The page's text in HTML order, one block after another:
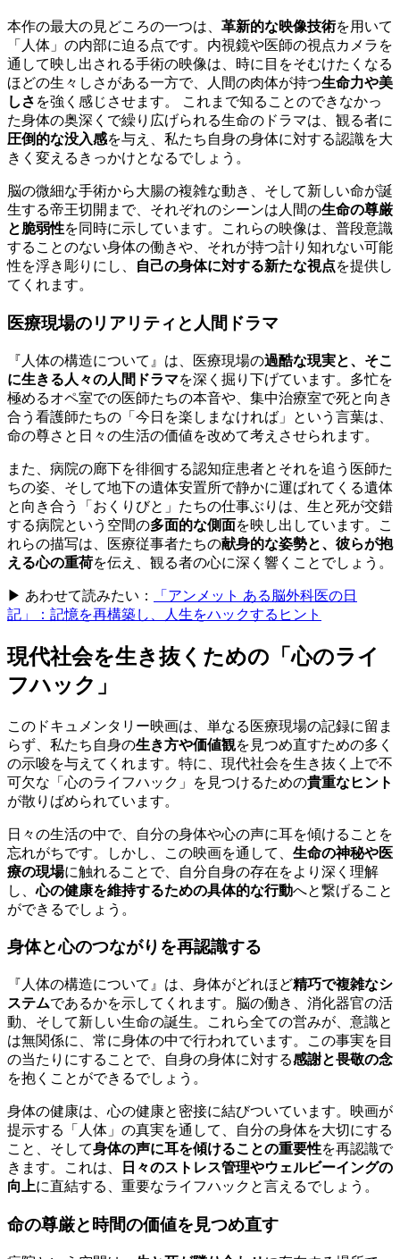
本作の最大の見どころの一つは、 革新的な映像技術を用いて
「人体」の内部に迫る点です。内視鏡や医師の視点カメラを
通して映し出される手術の映像は、時に目をそむけたくなる
ほどの生々しさがある一方で、人間の肉体が持つ生命力や美
しさ を強く感じさせます。 これまで知ることのできなかっ
た身体の奥深くで繰り広げられる生命のドラマは、観る者に
圧倒的な没入感を与え、私たち自身の身体に対する認識を大
きく変えるきっかけとなるでしょう。
脳の微細な手術から大腸の複雑な動き、そして新しい命が誕
生する帝王切開まで、それぞれのシーンは人間の生命の尊厳
と脆弱性を同時に示しています。これらの映像は、普段意識
することのない身体の働きや、それが持つ計り知れない可能
性を浮き彫りにし、
自己の身体に対する新たな視点を提供し
てくれます。
医療現場のリアリティと人間ドラマ
『人体の構造について』は、医療現場の過酷な現実と、そこ
に生きる人々の人間ドラマを深く掘り下げています。多忙を
極めるオペ室での医師たちの本音や、集中治療室で死と向き
合う看護師たちの「今日を楽しまなければ」という言葉は、
命の尊さと日々の生活の価値を改めて考えさせられます。
また、病院の廊下を徘徊する認知症患者とそれを追う医師た
ちの姿、そして地下の遺体安置所で静かに運ばれてくる遺体
と向き合う「おくりびと」たちの仕事ぶりは、生と死が交錯
する病院という空間の多面的な側面を映し出しています。こ
れらの描写は、医療従事者たちの献身的な姿勢と、彼らが抱
える心の重荷を伝え、観る者の心に深く響くことでしょう。
▶ あわせて読みたい：
「アンメット ある脳外科医の日
記」：記憶を再構築し、人生をハックするヒント
現代社会を生き抜くための「心のライ
フハック」
このドキュメンタリー映画は、単なる医療現場の記録に留ま
らず、私たち自身の生き方や価値観を見つめ直すための多く
の示唆を与えてくれます。特に、現代社会を生き抜く上で不
可欠な「心のライフハック」を見つけるための貴重なヒント
が散りばめられています。
日々の生活の中で、自分の身体や心の声に耳を傾けることを
忘れがちです。しかし、この映画を通して、 生命の神秘や医
療の現場に触れることで、自分自身の存在をより深く理解
し、心の健康を維持するための具体的な行動へと繋げること
ができるでしょう。
身体と心のつながりを再認識する
『人体の構造について』は、身体がどれほど精巧で複雑なシ
ステムであるかを示してくれます。脳の働き、消化器官の活
動、そして新しい生命の誕生。これら全ての営みが、意識と
は無関係に、常に身体の中で行われています。この事実を目
の当たりにすることで、自身の身体に対する感謝と畏敬の念
を抱くことができるでしょう。
身体の健康は、心の健康と密接に結びついています。映画が
提示する「人体」の真実を通して、自分の身体を大切にする
こと、そして身体の声に耳を傾けることの重要性を再認識で
きます。これは、
日々のストレス管理やウェルビーイングの
向上に直結する、重要なライフハックと言えるでしょう。
命の尊厳と時間の価値を見つめ直す